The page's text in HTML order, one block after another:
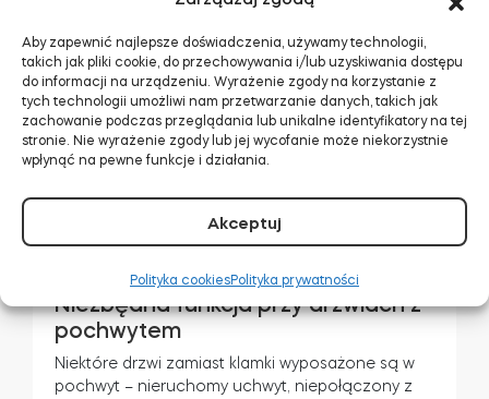
Aby zapewnić najlepsze doświadczenia, używamy technologii,
takich jak pliki cookie, do przechowywania i/lub uzyskiwania dostępu
do informacji na urządzeniu. Wyrażenie zgody na korzystanie z
tych technologii umożliwi nam przetwarzanie danych, takich jak
zachowanie podczas przeglądania lub unikalne identyfikatory na tej
stronie. Nie wyrażenie zgody lub jej wycofanie może niekorzystnie
wpłynąć na pewne funkcje i działania.
Akceptuj
Polityka cookiesPolityka prywatności
tylko przez pchnięcie drzwi. To inteligentny zamek
odblokowuje drzwi i odbija je od ościeżnicy –
niczym elektronicznie “naciskając klamkę”. To
idealne wsparcie podczas powrotów z zakupami.
Jeśli Twoje drzwi otwierają się na zewnątrz, ta
wchodzenia do domu bez użycia rąk. Chyba, że
uda Ci się otworzyć drzwi stopą 😉
Niezbędna funkcja przy drzwiach z
pochwytem
Niektóre drzwi zamiast klamki wyposażone są w
pochwyt – nieruchomy uchwyt, niepołączony z